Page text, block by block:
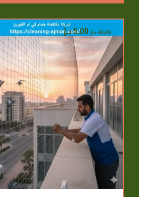
10,00 د.إ 5,00 د.إ